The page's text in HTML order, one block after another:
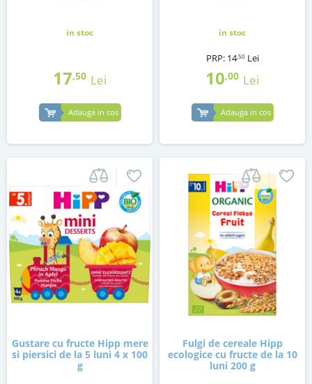
in stoc
17,50 Lei
Adauga in cos
in stoc
PRP: 14,50 Lei
10,00 Lei
Adauga in cos
Gustare cu fructe Hipp mere
si piersici de la 5 luni 4 x 100
g
Fulgi de cereale Hipp
ecologice cu fructe de la 10
luni 200 g